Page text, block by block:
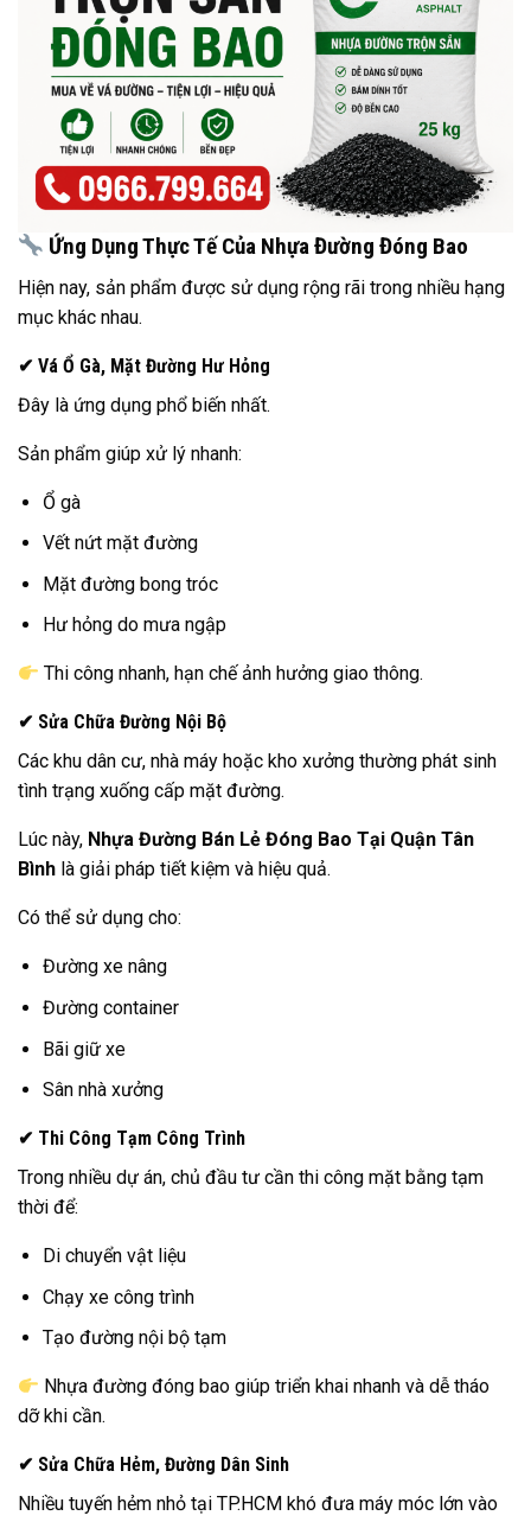
Ứng Dụng Thực Tế Của Nhựa Đường Đóng Bao
Hiện nay, sản phẩm được sử dụng rộng rãi trong nhiều hạng
mục khác nhau.
✔ Vá Ổ Gà, Mặt Đường Hư Hỏng
Đây là ứng dụng phổ biến nhất.
Sản phẩm giúp xử lý nhanh:
Ổ gà
Vết nứt mặt đường
Mặt đường bong tróc
Hư hỏng do mưa ngập
Thi công nhanh, hạn chế ảnh hưởng giao thông.
✔ Sửa Chữa Đường Nội Bộ
Các khu dân cư, nhà máy hoặc kho xưởng thường phát sinh
tình trạng xuống cấp mặt đường.
Lúc này, Nhựa Đường Bán Lẻ Đóng Bao Tại Quận Tân
Bình là giải pháp tiết kiệm và hiệu quả.
Có thể sử dụng cho:
Đường xe nâng
Đường container
Bãi giữ xe
Sân nhà xưởng
✔ Thi Công Tạm Công Trình
Trong nhiều dự án, chủ đầu tư cần thi công mặt bằng tạm
thời để:
Di chuyển vật liệu
Chạy xe công trình
Tạo đường nội bộ tạm
Nhựa đường đóng bao giúp triển khai nhanh và dễ tháo
dỡ khi cần.
✔ Sửa Chữa Hẻm, Đường Dân Sinh
Nhiều tuyến hẻm nhỏ tại TP.HCM khó đưa máy móc lớn vào